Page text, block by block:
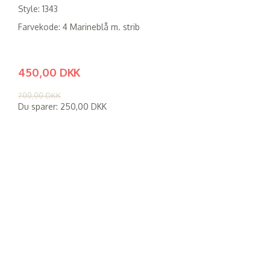
Style: 1343
Farvekode: 4 Marineblå m. strib
450,00 DKK
700,00 DKK
Du sparer: 250,00 DKK